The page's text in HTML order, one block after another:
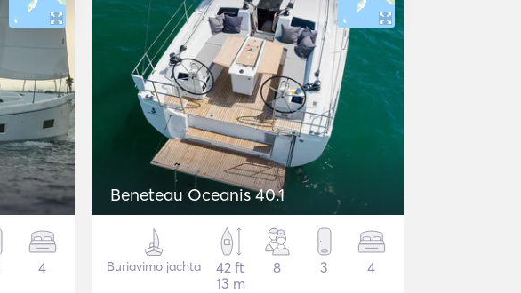
4
Beneteau Oceanis 40.1
Buriavimo jachta
42 ft
13 m
8 3 4